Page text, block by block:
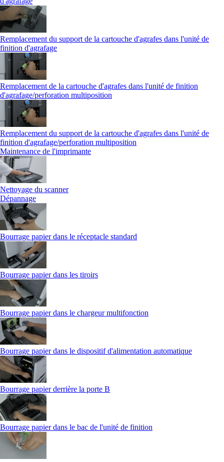
Remplacement du support de la cartouche d'agrafes dans l'unité de
finition d'agrafage
Remplacement de la cartouche d'agrafes dans l'unité de finition
d'agrafage/perforation multiposition
Remplacement du support de la cartouche d'agrafes dans l'unité de
finition d'agrafage/perforation multiposition
Maintenance de l'imprimante
Nettoyage du scanner
Dépannage
Bourrage papier dans le réceptacle standard
Bourrage papier dans les tiroirs
Bourrage papier dans le chargeur multifonction
Bourrage papier dans le dispositif d'alimentation automatique
Bourrage papier derrière la porte B
Bourrage papier dans le bac de l'unité de finition